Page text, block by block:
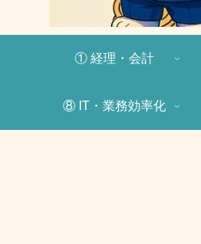
① 経理・会計
⑧ IT・業務効率化